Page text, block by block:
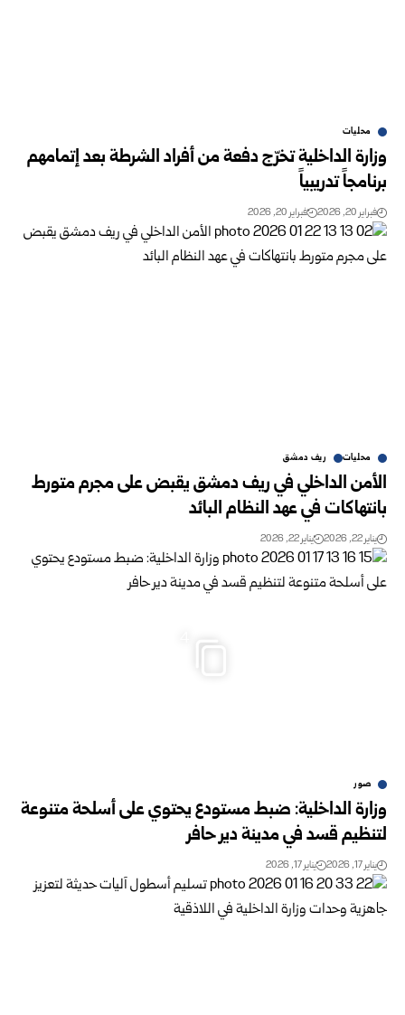
محليات
وزارة الداخلية تخرّج دفعة من أفراد الشرطة بعد إتمامهم
برنامجاً تدريبياً
فبراير 20, 2026 فبراير 20, 2026
محليات ريف دمشق
الأمن الداخلي في ريف دمشق يقبض على مجرم متورط
بانتهاكات في عهد النظام البائد
يناير 22, 2026 يناير 22, 2026
صور
وزارة الداخلية: ضبط مستودع يحتوي على أسلحة متنوعة
لتنظيم قسد في مدينة دير حافر
يناير 17, 2026 يناير 17, 2026